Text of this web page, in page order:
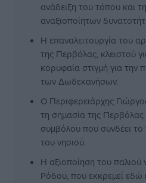
ανάδειξη του τόπου και
αναξιοποίητων
Η επαναλειτουργία του
της Περβόλας, κλειστού
κορυφαία στιγμή για την
των Δωδεκανήσων.
Ο Περιφερειάρχης
τη σημασία της
συμβόλου που συνδέει
του νησιού.
Η αξιοποίηση του παλιού
Ρόδου, που εκκρεμεί εδώ